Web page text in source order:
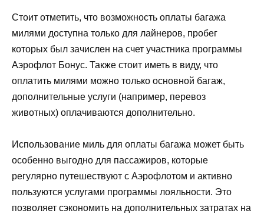
Стоит отметить, что возможность оплаты багажа
милями доступна только для лайнеров, пробег
которых был зачислен на счет участника программы
Аэрофлот Бонус. Также стоит иметь в виду, что
оплатить милями можно только основной багаж,
дополнительные услуги (например, перевоз
животных) оплачиваются дополнительно.
Использование миль для оплаты багажа может быть
особенно выгодно для пассажиров, которые
регулярно путешествуют с Аэрофлотом и активно
пользуются услугами программы лояльности. Это
позволяет сэкономить на дополнительных затратах на